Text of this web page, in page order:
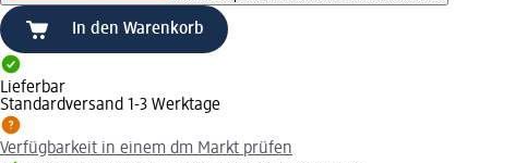
In den Warenkorb
Lieferbar
Standardversand 1-3 Werktage
Verfügbarkeit in einem dm Markt prüfen